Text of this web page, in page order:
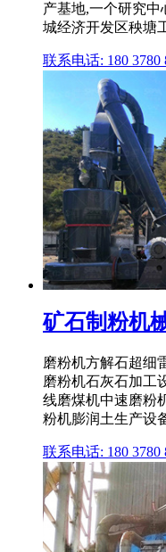
产基地,一个研究
城经济开发区秧塘
联系电话: 180 3780
矿石制粉机
磨粉机方解石超细
磨粉机石灰石加工
线磨煤机中速磨粉
粉机膨润土生产设
联系电话: 180 3780